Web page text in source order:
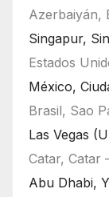
Azerbaiyán,
Singapur,
Estados
México,
Brasil, Sao
Las Vegas
Catar, Catar
Abu Dhabi,